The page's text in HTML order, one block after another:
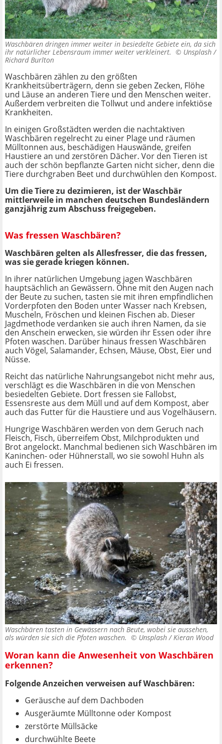
Waschbären dringen immer weiter in besiedelte Gebiete ein, da sich
ihr natürlicher Lebensraum immer weiter verkleinert. © Unsplash /
Richard Burlton
Waschbären zählen zu den größten
Krankheitsüberträgern, denn sie geben Zecken, Flöhe
und Läuse an anderen Tiere und den Menschen weiter.
Außerdem verbreiten die Tollwut und andere infektiöse
Krankheiten.
In einigen Großstädten werden die nachtaktiven
Waschbären regelrecht zu einer Plage und räumen
Mülltonnen aus, beschädigen Hauswände, greifen
Haustiere an und zerstören Dächer. Vor den Tieren ist
auch der schön bepflanzte Garten nicht sicher, denn die
Tiere durchgraben Beet und durchwühlen den Kompost.
Um die Tiere zu dezimieren, ist der Waschbär
mittlerweile in manchen deutschen Bundesländern
ganzjährig zum Abschuss freigegeben.
Was fressen Waschbären?
Waschbären gelten als Allesfresser, die das fressen,
was sie gerade kriegen können.
In ihrer natürlichen Umgebung jagen Waschbären
hauptsächlich an Gewässern. Ohne mit den Augen nach
der Beute zu suchen, tasten sie mit ihren empfindlichen
Vorderpfoten den Boden unter Wasser nach Krebsen,
Muscheln, Fröschen und kleinen Fischen ab. Dieser
Jagdmethode verdanken sie auch ihren Namen, da sie
den Anschein erwecken, sie würden ihr Essen oder ihre
Pfoten waschen. Darüber hinaus fressen Waschbären
auch Vögel, Salamander, Echsen, Mäuse, Obst, Eier und
Nüsse.
Reicht das natürliche Nahrungsangebot nicht mehr aus,
verschlägt es die Waschbären in die von Menschen
besiedelten Gebiete. Dort fressen sie Fallobst,
Essensreste aus dem Müll und auf dem Kompost, aber
auch das Futter für die Haustiere und aus Vogelhäusern.
Hungrige Waschbären werden von dem Geruch nach
Fleisch, Fisch, überreifem Obst, Milchprodukten und
Brot angelockt. Manchmal bedienen sich Waschbären im
Kaninchen- oder Hühnerstall, wo sie sowohl Huhn als
auch Ei fressen.
Waschbären tasten in Gewässern nach Beute, wobei sie aussehen,
als würden sie sich die Pfoten waschen. © Unsplash / Kieran Wood
Woran kann die Anwesenheit von Waschbären
erkennen?
Folgende Anzeichen verweisen auf Waschbären:
Geräusche auf dem Dachboden
Ausgeräumte Mülltonne oder Kompost
zerstörte Müllsäcke
durchwühlte Beete